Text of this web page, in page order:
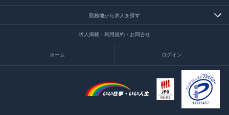
勤務地から求人を探す
求人掲載・利用規約・お問合せ
ホーム ログイン